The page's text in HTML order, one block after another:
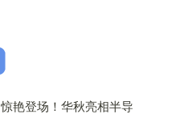
惊艳登场！华秋亮相半导